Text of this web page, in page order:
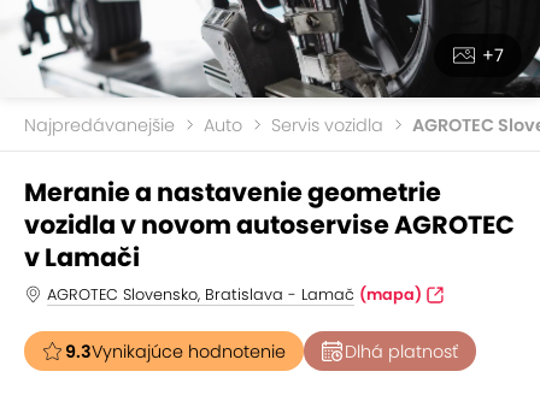
+7
Najpredávanejšie Auto Servis vozidla AGROTEC
Meranie a nastavenie geometrie
vozidla v novom autoservise AGROTEC
v Lamači
AGROTEC Slovensko, Bratislava - Lamač (mapa)
9.3Vynikajúce hodnotenie Dlhá platnosť